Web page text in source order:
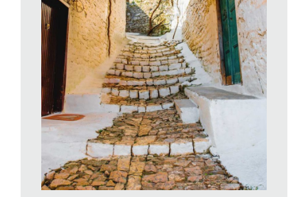
La città di Argirocastro è detta «La città di pietra», per le
antiche case fortificate prive di balconi, ma ricche di finestre
finemente lavorate. Si visiterà poi Kruja, antica capitale
dell’Albania e città simbolo della resistenza anti-ottomana, con
la visita al Museo Etnografico dedicato a Giorgio Castriota
Scanderbeg, padre fondatore del sentimento nazionale
albanese, e passeggiata per il caratteristico bazar. Infine, dopo
una visita panoramica di Scutari, antica città illirica, il viaggio si
concluderà con la visita al suggestivo Castello di Rozafa.
PROGRAMMA DI VIAGGIO NEL DETTAGLIO